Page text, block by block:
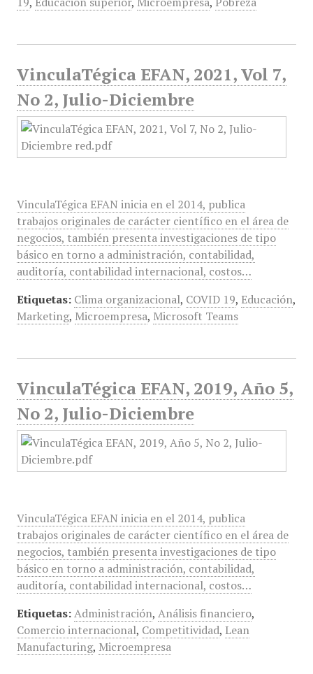
VinculaTégica EFAN, 2021, Vol 7,
No 2, Julio-Diciembre
VinculaTégica EFAN inicia en el 2014, publica
trabajos originales de carácter científico en el área de
negocios, también presenta investigaciones de tipo
básico en torno a administración, contabilidad,
auditoría, contabilidad internacional, costos…
Etiquetas: Clima organizacional, COVID 19, Educación,
Marketing, Microempresa, Microsoft Teams
VinculaTégica EFAN, 2019, Año 5,
No 2, Julio-Diciembre
VinculaTégica EFAN inicia en el 2014, publica
trabajos originales de carácter científico en el área de
negocios, también presenta investigaciones de tipo
básico en torno a administración, contabilidad,
auditoría, contabilidad internacional, costos…
Etiquetas: Administración, Análisis financiero,
Comercio internacional, Competitividad, Lean
Manufacturing, Microempresa